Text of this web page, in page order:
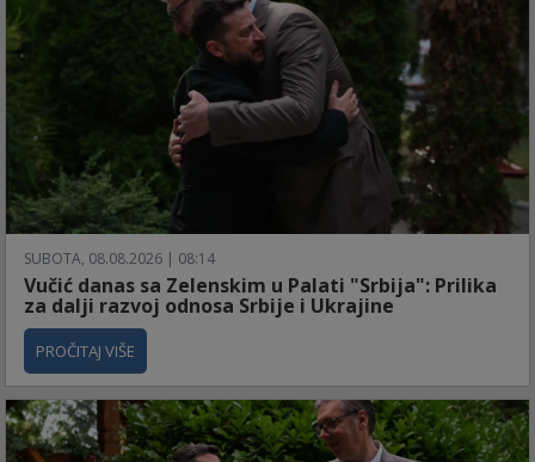
SUBOTA, 08.08.2026 | 08:14
Vučić danas sa Zelenskim u Palati "Srbija": Prilika
za dalji razvoj odnosa Srbije i Ukrajine
PROČITAJ VIŠE